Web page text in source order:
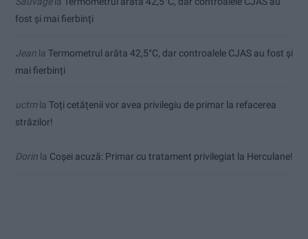
fost și mai fierbinți
Jean la Termometrul arăta 42,5°C, dar controalele CJAS au fost și
mai fierbinți
uctmla Toți cetățenii vor avea privilegiu de primar la refacerea
străzilor!
Dorin la Coșei acuză: Primar cu tratament privilegiat la Herculane!